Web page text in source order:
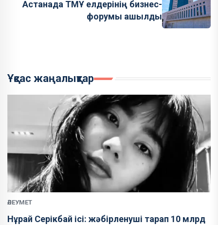
Астанада ТМҰ елдерінің бизнес-
форумы ашылды
Ұқсас жаңалықтар
ӘЛЕУМЕТ
Нұрай Серікбай ісі: жәбірленуші тарап 10 млрд